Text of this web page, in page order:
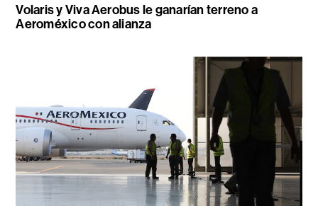
Volaris y Viva Aerobus le ganarían terreno a
Aeroméxico con alianza